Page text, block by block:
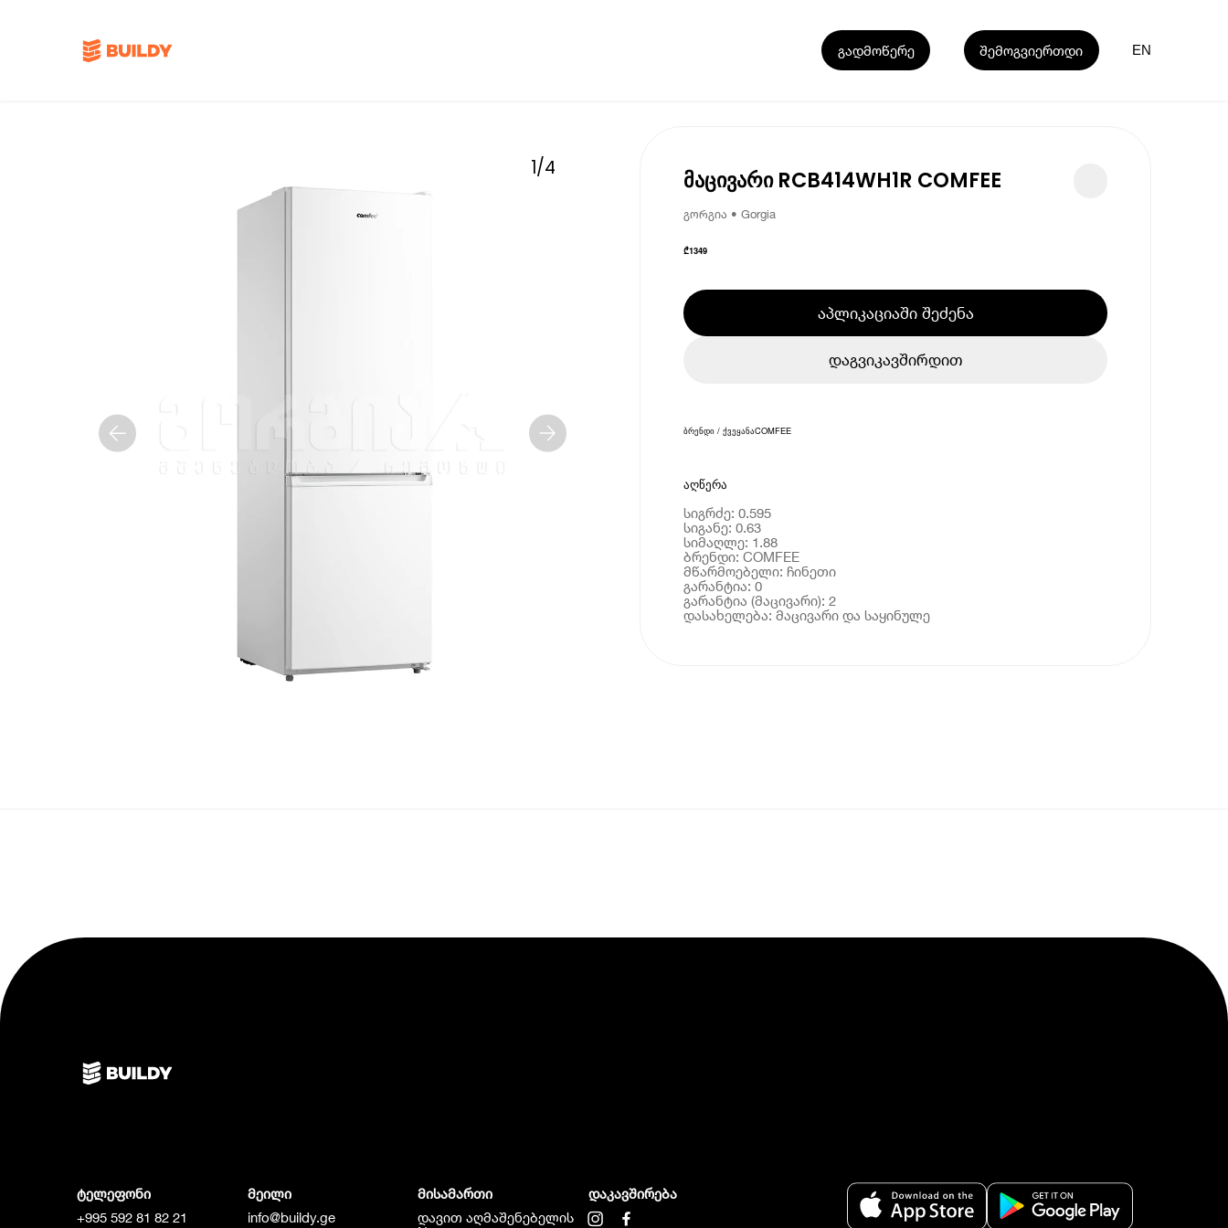
გადმოწერე შემოგვიერთდი EN
1/4 მაცივარი RCB414WH1R COMFEE
გორგია • Gorgia
₾1349
აპლიკაციაში შეძენა
დაგვიკავშირდით
ბრენდი / ქვეყანაCOMFEE
აღწერა
სიგრძე: 0.595
სიგანე: 0.63
სიმაღლე: 1.88
ბრენდი: COMFEE
მწარმოებელი: ჩინეთი
გარანტია: 0
გარანტია (მაცივარი): 2
დასახელება: მაცივარი და საყინულე
ტელეფონი
+995 592 81 82 21
მეილი
info@buildy.ge
მისამართი
დავით აღმაშენებელის
დაკავშირება